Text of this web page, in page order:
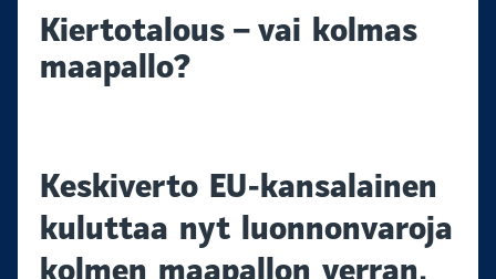
Kiertotalous – vai kolmas
maapallo?
Keskiverto EU-kansalainen
kuluttaa nyt luonnonvaroja
kolmen maapallon verran.